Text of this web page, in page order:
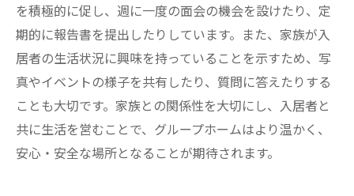
を積極的に促し、週に一度の面会の機会を設けたり、定
期的に報告書を提出したりしています。また、家族が入
居者の生活状況に興味を持っていることを示すため、写
真やイベントの様子を共有したり、質問に答えたりする
ことも大切です。家族との関係性を大切にし、入居者と
共に生活を営むことで、グループホームはより温かく、
安心・安全な場所となることが期待されます。